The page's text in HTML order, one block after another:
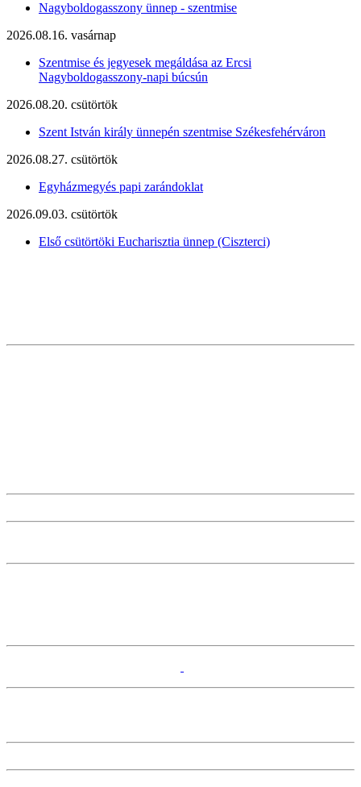
Nagyboldogasszony ünnep - szentmise
2026.08.16. vasárnap
Szentmise és jegyesek megáldása az Ercsi
Nagyboldogasszony-napi búcsún
2026.08.20. csütörtök
Szent István király ünnepén szentmise Székesfehérváron
2026.08.27. csütörtök
Egyházmegyés papi zarándoklat
2026.09.03. csütörtök
Első csütörtöki Eucharisztia ünnep (Ciszterci)